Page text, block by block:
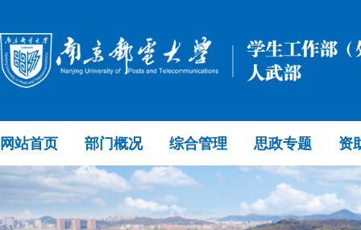
网站首页 部门概况 综合管理 思政专题 资